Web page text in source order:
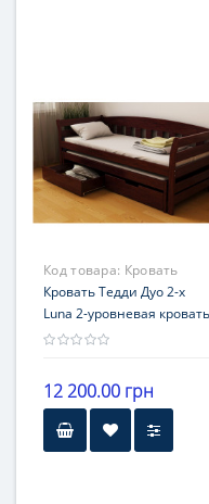
Гарантия
12 месяцев
Код товара: Кровать
Тедди Дуо 2-х уровневая
кровать
Кровать Тедди Дуо 2-х
Luna 2-уровневая кровать
12 200.00 грн